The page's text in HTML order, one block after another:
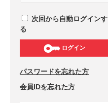
次回から自動ログインす
る
ログイン
パスワードを忘れた方
会員IDを忘れた方